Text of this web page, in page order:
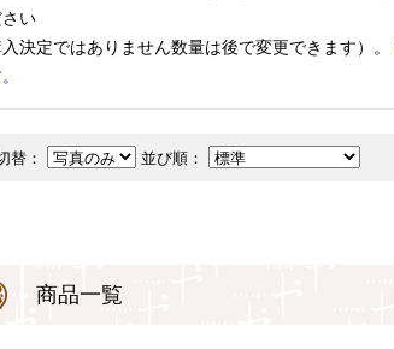
い
入決定ではありません数量は後で変更できます）。
替： 並び順：
商品一覧